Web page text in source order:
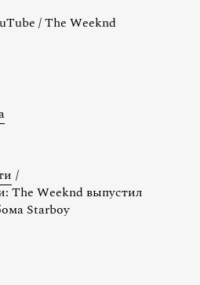
/ The Weeknd
/
The Weeknd выпустил
Starboy